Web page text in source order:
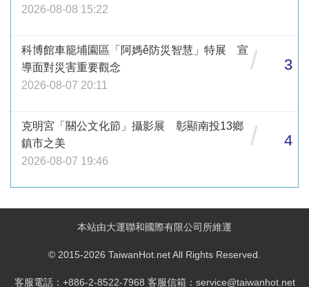
2026-08-08 15:22
科博館車籠埔園區「阿媽ê防災智慧」特展 宣
導面對災害重要觀念
2026-08-07 20:11
/ 3
克明宮「關公文化節」攝影展 彰顯南投13鄉
鎮市之美
2026-08-07 19:46
/ 4
本站由大運聯和國際有限公司所維運
© 2015-2026 TaiwanHot.net All Rights Reserved.
客服電話：+886-2-8522-7968 客服信箱：service@taiwanhot.net